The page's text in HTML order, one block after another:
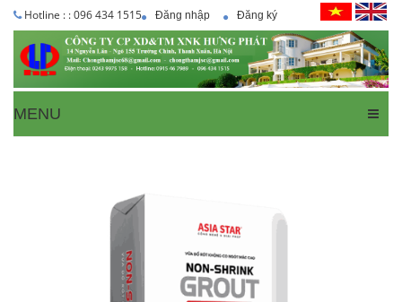
Hotline : : 096 434 1515 Đăng nhập Đăng ký
MENU